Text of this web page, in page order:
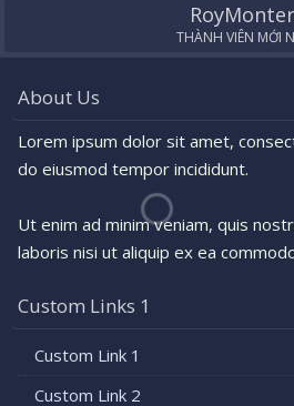
THÀNH VIÊN MỚI
About Us
Lorem ipsum dolor sit amet,
do eiusmod tempor incididunt.
Ut enim ad minim veniam, quis
laboris nisi ut aliquip ex ea
Custom Links 1
Custom Link 1
Custom Link 2